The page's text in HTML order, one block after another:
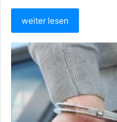
weiter lesen